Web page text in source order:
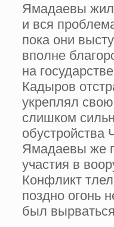
Ямадаевы
и вся
пока они
вполне
на
Кадыров
укреплял
слишком
обустройства
Ямадаевы же
участия в
Конфликт
поздно огонь
был